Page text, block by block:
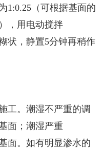
1:0.25（可根据基面的
，用电动搅拌
状，静置5分钟再稍作
工。潮湿不严重的调
面；潮湿严重
面。如有明显渗水的